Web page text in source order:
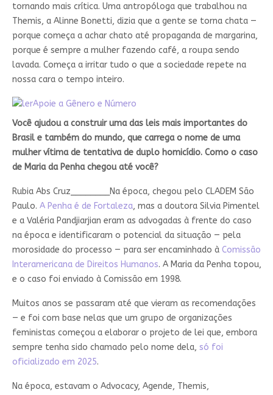
tornando mais crítica. Uma antropóloga que trabalhou na
Themis, a Alinne Bonetti, dizia que a gente se torna chata —
porque começa a achar chato até propaganda de margarina,
porque é sempre a mulher fazendo café, a roupa sendo
lavada. Começa a irritar tudo o que a sociedade repete na
nossa cara o tempo inteiro.
Apoie a Gênero e Número
Você ajudou a construir uma das leis mais importantes do
Brasil e também do mundo, que carrega o nome de uma
mulher vítima de tentativa de duplo homicídio. Como o caso
de Maria da Penha chegou até você?
Rubia Abs Cruz________
Na época, chegou pelo CLADEM São
Paulo. A Penha é de Fortaleza, mas a doutora Silvia Pimentel
e a Valéria Pandjiarjian eram as advogadas à frente do caso
na época e identificaram o potencial da situação — pela
morosidade do processo — para ser encaminhado à Comissão
Interamericana de Direitos Humanos. A Maria da Penha topou,
e o caso foi enviado à Comissão em 1998.
Muitos anos se passaram até que vieram as recomendações
— e foi com base nelas que um grupo de organizações
feministas começou a elaborar o projeto de lei que, embora
sempre tenha sido chamado pelo nome dela, só foi
oficializado em 2025.
Na época, estavam o Advocacy, Agende, Themis,